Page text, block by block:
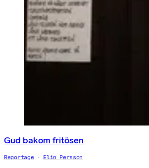
Gud bakom fritösen
Reportage Elin Persson